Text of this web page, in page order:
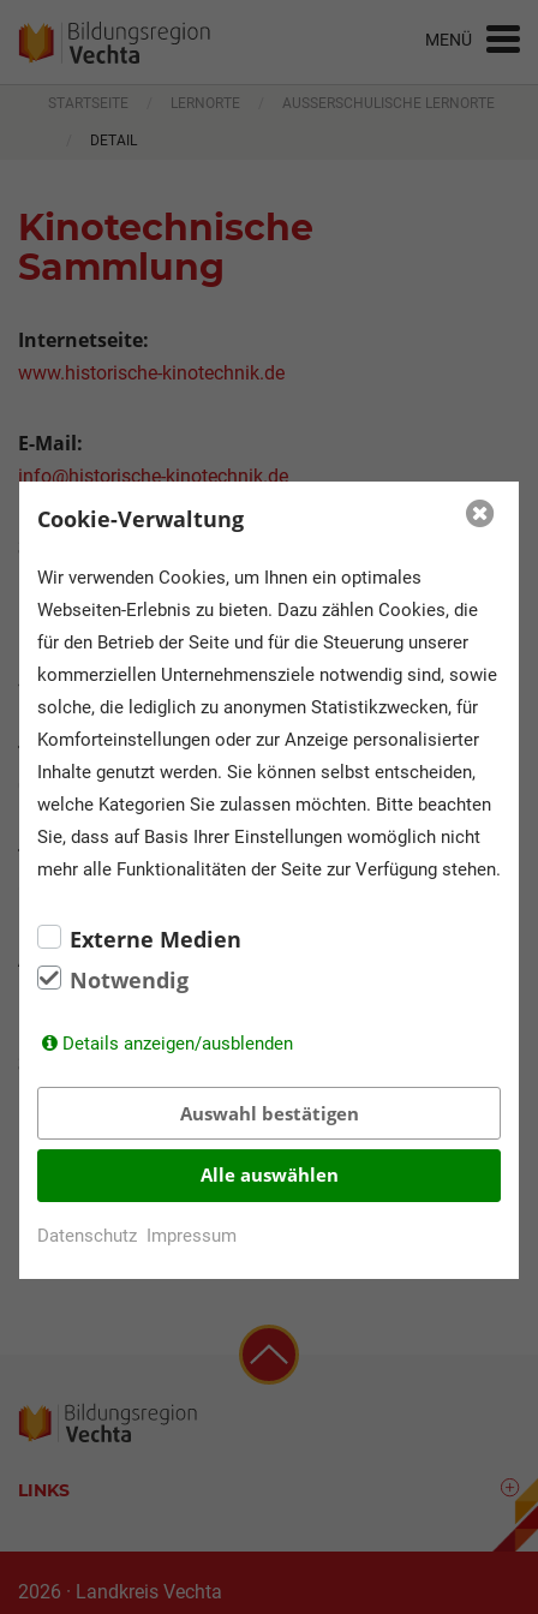
STARTSEITE LERNORTE AUSSERSCHULISCHE LERNORTE
DETAIL
Kinotechnische
Sammlung
Internetseite:
www.historische-kinotechnik.de
E-Mail:
info@historische-kinotechnik.de
Langenstraße 21
PLZ / Ort:
49624 Löningen
Telefonnummer:
05432/5958238
Themen:
Altersstufen:
10 - 14 Jahre, > 18 Jahre, > 60 Jahre
Förderschule, Haupt-, Real-, Oberschule, Gymnasien
5. - 6., 7. - 8.
LINKS
2026 · Landkreis Vechta
Cookie-Verwaltung
Wir verwenden Cookies, um Ihnen ein optimales
Webseiten-Erlebnis zu bieten. Dazu zählen Cookies, die
für den Betrieb der Seite und für die Steuerung unserer
kommerziellen Unternehmensziele notwendig sind, sowie
solche, die lediglich zu anonymen Statistikzwecken, für
Komforteinstellungen oder zur Anzeige personalisierter
Inhalte genutzt werden. Sie können selbst entscheiden,
welche Kategorien Sie zulassen möchten. Bitte beachten
Sie, dass auf Basis Ihrer Einstellungen womöglich nicht
mehr alle Funktionalitäten der Seite zur Verfügung stehen.
Externe Medien
Notwendig
Details anzeigen/ausblenden
Auswahl bestätigen
Alle auswählen
Datenschutz Impressum